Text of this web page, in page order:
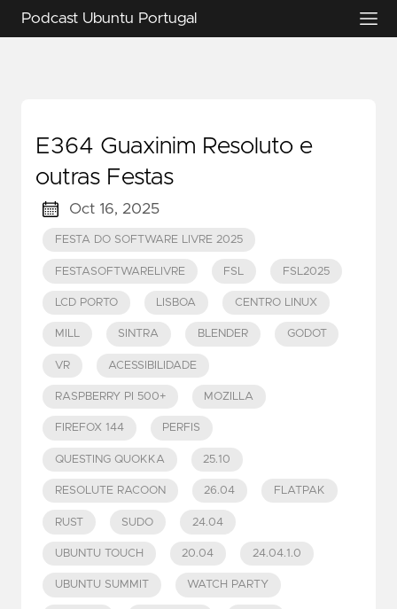
Podcast Ubuntu Portugal
E364 Guaxinim Resoluto e
outras Festas
Oct 16, 2025
FESTA DO SOFTWARE LIVRE 2025
FESTASOFTWARELIVRE FSL FSL2025
LCD PORTO LISBOA CENTRO LINUX
MILL SINTRA BLENDER GODOT
VR ACESSIBILIDADE
RASPBERRY PI 500+ MOZILLA
FIREFOX 144 PERFIS
QUESTING QUOKKA 25.10
RESOLUTE RACOON 26.04 FLATPAK
RUST SUDO 24.04
UBUNTU TOUCH 20.04 24.04.1.0
UBUNTU SUMMIT WATCH PARTY